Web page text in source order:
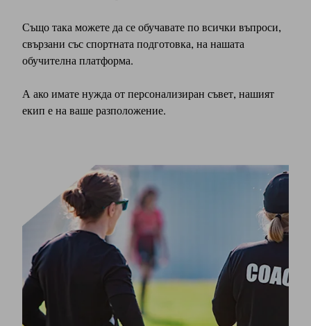
Също така можете да се обучавате по всички въпроси,
свързани със спортната подготовка, на нашата
обучителна платформа.
А ако имате нужда от персонализиран съвет, нашият
екип е на ваше разположение.